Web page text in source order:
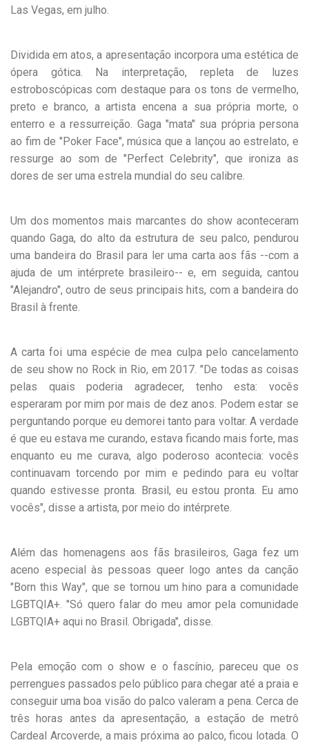
Las Vegas, em julho.
Dividida em atos, a apresentação incorpora uma estética de
ópera gótica. Na interpretação, repleta de luzes
estroboscópicas com destaque para os tons de vermelho,
preto e branco, a artista encena a sua própria morte, o
enterro e a ressurreição. Gaga "mata" sua própria persona
ao fim de "Poker Face", música que a lançou ao estrelato, e
ressurge ao som de "Perfect Celebrity", que ironiza as
dores de ser uma estrela mundial do seu calibre.
Um dos momentos mais marcantes do show aconteceram
quando Gaga, do alto da estrutura de seu palco, pendurou
uma bandeira do Brasil para ler uma carta aos fãs --com a
ajuda de um intérprete brasileiro-- e, em seguida, cantou
"Alejandro", outro de seus principais hits, com a bandeira do
Brasil à frente.
A carta foi uma espécie de mea culpa pelo cancelamento
de seu show no Rock in Rio, em 2017. "De todas as coisas
pelas quais poderia agradecer, tenho esta: vocês
esperaram por mim por mais de dez anos. Podem estar se
perguntando porque eu demorei tanto para voltar. A verdade
é que eu estava me curando, estava ficando mais forte, mas
enquanto eu me curava, algo poderoso acontecia: vocês
continuavam torcendo por mim e pedindo para eu voltar
quando estivesse pronta. Brasil, eu estou pronta. Eu amo
vocês", disse a artista, por meio do intérprete.
Além das homenagens aos fãs brasileiros, Gaga fez um
aceno especial às pessoas queer logo antes da canção
"Born this Way", que se tornou um hino para a comunidade
LGBTQIA+. "Só quero falar do meu amor pela comunidade
LGBTQIA+ aqui no Brasil. Obrigada", disse.
Pela emoção com o show e o fascínio, pareceu que os
perrengues passados pelo público para chegar até a praia e
conseguir uma boa visão do palco valeram a pena. Cerca de
três horas antes da apresentação, a estação de metrô
Cardeal Arcoverde, a mais próxima ao palco, ficou lotada. O